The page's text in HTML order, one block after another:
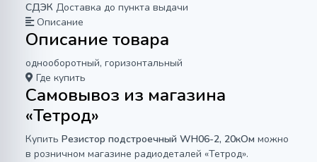
СДЭК Доставка до пункта выдачи
Описание
Описание товара
однооборотный, горизонтальный
Где купить
Самовывоз из магазина
«Тетрод»
Купить Резистор подстроечный WH06-2, 20кОм можно
в розничном магазине радиодеталей «Тетрод».